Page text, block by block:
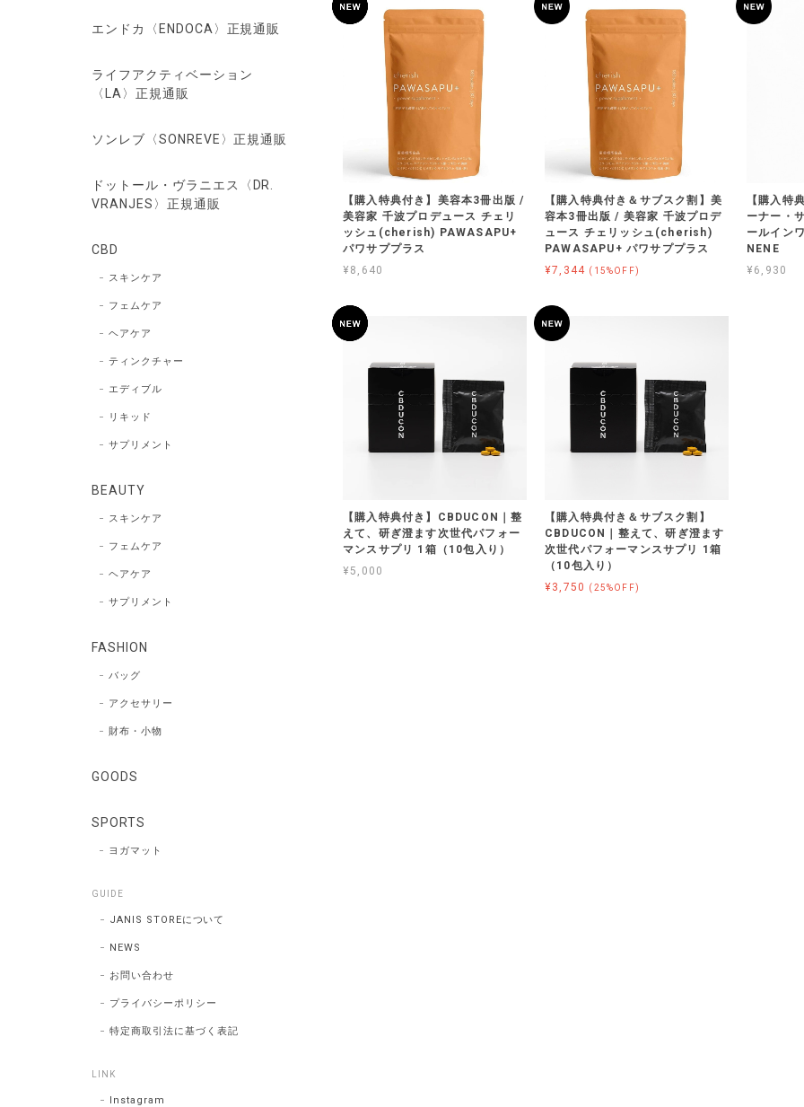
【購入特典付き】美容本3冊出版 /
美容家 千波プロデュース チェリ
ッシュ(cherish) PAWASAPU+
パワサププラス
¥8,640
【購入特典付き＆サブスク割】美
容本3冊出版 / 美容家 千波プロデ
ュース チェリッシュ(cherish)
PAWASAPU+ パワサププラス
¥7,344 (15%OFF)
【購入特
ーナー・
ールイン
NENE
¥6,930
【購入特典付き】CBDUCON｜整
えて、研ぎ澄ます次世代パフォー
マンスサプリ 1箱（10包入り）
¥5,000
【購入特典付き＆サブスク割】
CBDUCON｜整えて、研ぎ澄ます
次世代パフォーマンスサプリ 1箱
（10包入り）
¥3,750
(25%OFF)
エンドカ〈ENDOCA〉正規通販
ライフアクティベーション
〈LA〉正規通販
ソンレブ〈SONREVE〉正規通販
ドットール・ヴラニエス〈DR.
VRANJES〉正規通販
CBD
スキンケア
フェムケア
ヘアケア
ティンクチャー
エディブル
リキッド
サプリメント
BEAUTY
スキンケア
フェムケア
ヘアケア
サプリメント
FASHION
バッグ
アクセサリー
財布・小物
GOODS
SPORTS
ヨガマット
GUIDE
JANIS STOREについて
NEWS
お問い合わせ
プライバシーポリシー
特定商取引法に基づく表記
LINK
Instagram